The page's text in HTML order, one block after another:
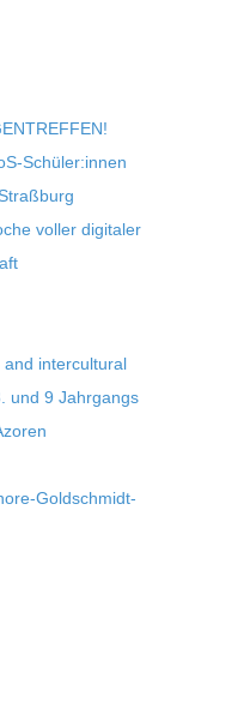
Schüler:innen
vol­ler digi­ta­ler
and inter­cul­tu­ral
und 9 Jahr­gangs
Goldschmidt-